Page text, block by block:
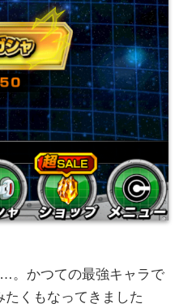
。かつての最強キャラで
たくもなってきました